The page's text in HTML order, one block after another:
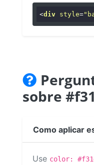
<div style=
sobre
Como aplicar
Use color: